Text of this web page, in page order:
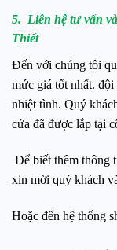
5. Liên hệ tư vấn
Thiết
Đến với chúng tôi
mức giá tốt nhất.
nhiệt tình. Quý
cửa đã được lắp tại
Để biết thêm thông
xin mời quý khách
Hoặc đến hệ thống